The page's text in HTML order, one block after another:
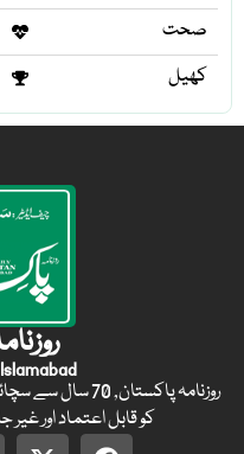
صحت
کھیل
روزنامہ پاکستان,
کو قابل اعتماد اور غیر